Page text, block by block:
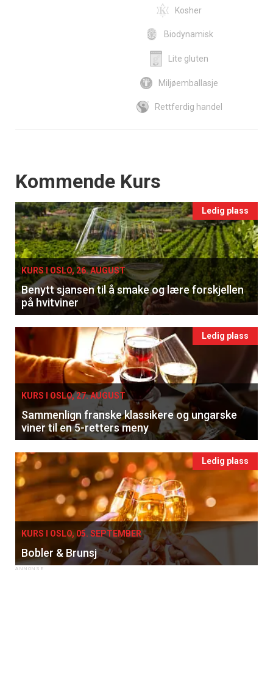
Kosher
Biodynamisk
Lite gluten
Miljøemballasje
Rettferdig handel
Events
Kommende Kurs
Ledig plass
KURS I OSLO, 26. AUGUST
Benytt sjansen til å smake og lære forskjellen
på hvitviner
Ledig plass
KURS I OSLO, 27. AUGUST
Sammenlign franske klassikere og ungarske
viner til en 5-retters meny
Ledig plass
KURS I OSLO, 05. SEPTEMBER
Bobler & Brunsj